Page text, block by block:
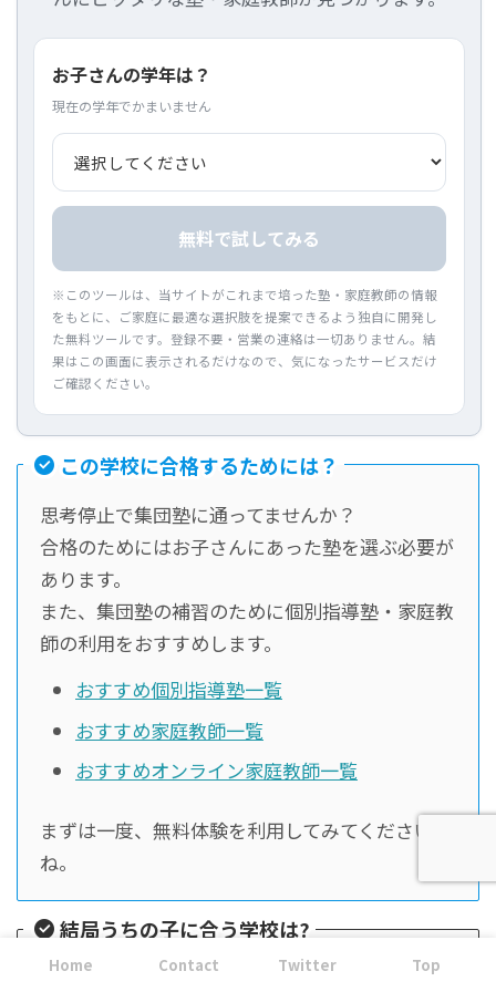
お子さんの学年は？
現在の学年でかまいません
無料で試してみる
※このツールは、当サイトがこれまで培った塾・家庭教師の情報
をもとに、ご家庭に最適な選択肢を提案できるよう独自に開発し
た無料ツールです。登録不要・営業の連絡は一切ありません。結
果はこの画面に表示されるだけなので、気になったサービスだけ
ご確認ください。
この学校に合格するためには？
思考停止で集団塾に通ってませんか？
合格のためにはお子さんにあった塾を選ぶ必要が
あります。
また、集団塾の補習のために個別指導塾・家庭教
師の利用をおすすめします。
おすすめ個別指導塾一覧
おすすめ家庭教師一覧
おすすめオンライン家庭教師一覧
まずは一度、無料体験を利用してみてください
ね。
結局うちの子に合う学校は?
Home Contact Twitter Top